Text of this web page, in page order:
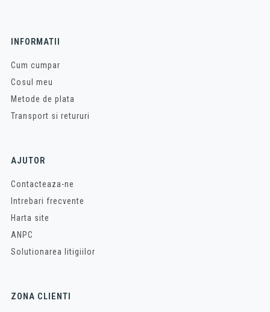
INFORMATII
Cum cumpar
Cosul meu
Metode de plata
Transport si retururi
AJUTOR
Contacteaza-ne
Intrebari frecvente
Harta site
ANPC
Solutionarea litigiilor
ZONA CLIENTI